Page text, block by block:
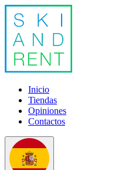
Inicio
Tiendas
Opiniones
Contactos